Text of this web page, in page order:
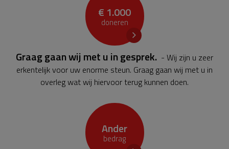
€ 1.000
doneren
Graag gaan wij met u in gesprek. - Wij zijn u zeer
erkentelijk voor uw enorme steun. Graag gaan wij met u in
overleg wat wij hiervoor terug kunnen doen.
Ander
bedrag